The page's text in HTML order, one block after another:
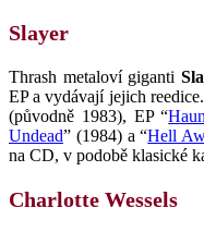
Slayer
Thrash metaloví giganti
EP a vydávají jejich
(původně 1983), EP “
Undead” (1984) a “Hell
na CD, v podobě klasické
Charlotte Wessels